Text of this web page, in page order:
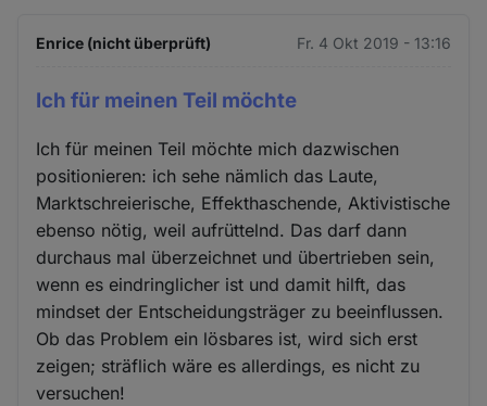
Enrice (nicht überprüft) Fr. 4 Okt 2019 - 13:16
Ich für meinen Teil möchte
Ich für meinen Teil möchte mich dazwischen
positionieren: ich sehe nämlich das Laute,
Marktschreierische, Effekthaschende, Aktivistische
ebenso nötig, weil aufrüttelnd. Das darf dann
durchaus mal überzeichnet und übertrieben sein,
wenn es eindringlicher ist und damit hilft, das
mindset der Entscheidungsträger zu beeinflussen.
Ob das Problem ein lösbares ist, wird sich erst
zeigen; sträflich wäre es allerdings, es nicht zu
versuchen!